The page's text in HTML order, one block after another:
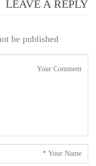
LEAVE A REPLY
be published.